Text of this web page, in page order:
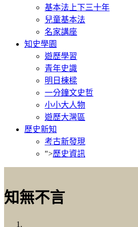
基本法上下三十年
兒童基本法
名家講座
知史學園
遊歷學習
青年史識
明日棟樑
一分鐘文史哲
小小大人物
遊歷大灣區
歷史新知
考古新發現
">歷史資訊
知無不言